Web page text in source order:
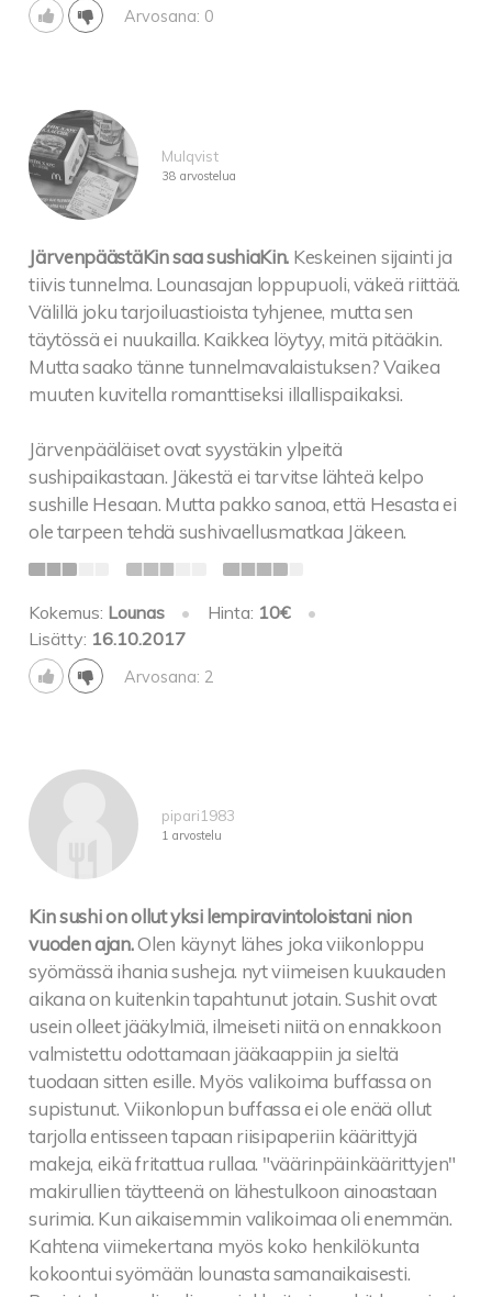
Arvosana: 0
Mulqvist
38 arvostelua
JärvenpäästäKin saa sushiaKin. Keskeinen sijainti ja
tiivis tunnelma. Lounasajan loppupuoli, väkeä riittää.
Välillä joku tarjoiluastioista tyhjenee, mutta sen
täytössä ei nuukailla. Kaikkea löytyy, mitä pitääkin.
Mutta saako tänne tunnelmavalaistuksen? Vaikea
muuten kuvitella romanttiseksi illallispaikaksi.
Järvenpääläiset ovat syystäkin ylpeitä
sushipaikastaan. Jäkestä ei tarvitse lähteä kelpo
sushille Hesaan. Mutta pakko sanoa, että Hesasta ei
ole tarpeen tehdä sushivaellusmatkaa Jäkeen.
Kokemus: Lounas • Hinta: 10€
•
Lisätty: 16.10.2017
Arvosana: 2
pipari1983
1 arvostelu
Kin sushi on ollut yksi lempiravintoloistani nion
vuoden ajan.Olen käynyt lähes joka viikonloppu
syömässä ihania susheja. nyt viimeisen kuukauden
aikana on kuitenkin tapahtunut jotain. Sushit ovat
usein olleet jääkylmiä, ilmeiseti niitä on ennakkoon
valmistettu odottamaan jääkaappiin ja sieltä
tuodaan sitten esille. Myös valikoima buffassa on
supistunut. Viikonlopun buffassa ei ole enää ollut
tarjolla entisseen tapaan riisipaperiin käärittyjä
makeja, eikä fritattua rullaa. "väärinpäinkäärittyjen"
makirullien täytteenä on lähestulkoon ainoastaan
surimia. Kun aikaisemmin valikoimaa oli enemmän.
Kahtena viimekertana myös koko henkilökunta
kokoontui syömään lounasta samanaikaisesti.